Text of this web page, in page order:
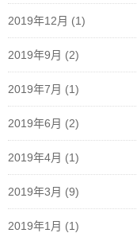
2019年12月 (1)
2019年9月 (2)
2019年7月 (1)
2019年6月 (2)
2019年4月 (1)
2019年3月 (9)
2019年1月 (1)